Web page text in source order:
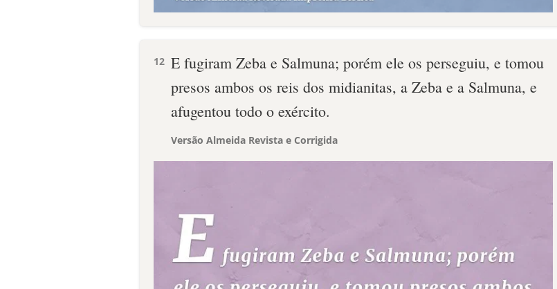
12 E fugiram Zeba e Salmuna; porém ele os perseguiu, e tomou
presos ambos os reis dos midianitas, a Zeba e a Salmuna, e
afugentou todo o exército.
Versão Almeida Revista e Corrigida